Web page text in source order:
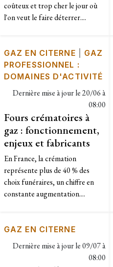
coûteux et trop cher le jour où
l'on veut le faire déterrer....
GAZ EN CITERNE
GAZ
PROFESSIONNEL :
DOMAINES D'ACTIVITÉ
Dernière mise à jour le20/06 à
08:00
Fours crématoires à
gaz : fonctionnement,
enjeux et fabricants
En France, la crémation
représente plus de 40 % des
choix funéraires, un chiffre en
constante augmentation....
GAZ EN CITERNE
Dernière mise à jour le09/07 à
08:00